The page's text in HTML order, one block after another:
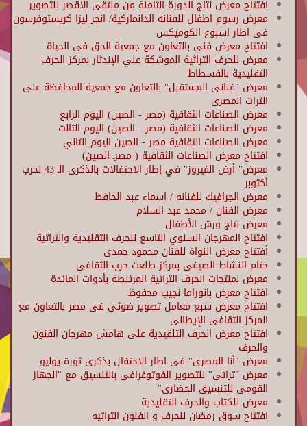
افتتاح معرض نتاج الدورة الثامنة من ملتقى الاقصر للتصوير
معرض رسوم اطفال للفنانه الدانماركية/ انجر ليزا كريستوفرسون
فى اطار اسبوع الكوميكس
افتتاح معرض فنى بالتعاون مع جمعية الحق فى الحياة
معرض للحرف التراثية الموشكة علي الإندثار بمركز الحرف
التقليدية بالفسطاط
معرض "فنانى المستقبل" بالتعاون مع جمعية المحافظة على
التراث المصرى
معرض الصناعات الثقافية (مصر - الصين) اليوم الرابع
معرض الصناعات الثقافية (مصر - الصين) اليوم الثالث
معرض الصناعات الثقافية مصر - الصين اليوم الثاني
افتتاح معرض الصناعات الثقافية ( مصرـ الصين)
معرض" أرض الفيروز" في إطار الاحتفالات بالذكرى الـ 43 لحرب
أكتوبر
معرض الجرافيك للفنانه / اسماء عبد الحافظ
معرض الفنان / محمد عبد السلام
معرض نتاج ورش الأطفال
افتتاح المهرجان السنوي التاسع للحرف التقليدية والتراثية
أفتتاح معرض النواة للفنان محمود حمدى
ختام النشاط الصيفى بمركز طلعت حرب الثقافى
معرض لمنتجات الحرف التراثية المرتبطة بأدوات المائدة
افتتاح معرض بانوراما نجيب محفوظ
افتتاح معرض سبع معامل تصوير ضوئى فى مصر بالتعاون مع
المركز الثقافى الإيطالى
افتتاح معرض الحرف التلقيدية على هامش مهرجان الفنون
والحرف
معرض "أنا المصرى" فى اطار الاحتفال بذكرى ثورة يوليو
معرض "تراثى" للتصوير الفوتوغرافى بالتنسيق مع "الجهاز
القومى للتنسيق الحضارى"
معرض للكتاب والحرف التقليدية
افتتاح سوق رمضان للحرف و الفنون التراثيه